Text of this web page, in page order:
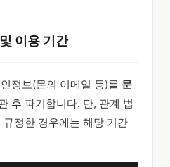
이용 기간
정보(문의 이메일 등)를 문
후 파기합니다. 단, 관계 법
정한 경우에는 해당 기간